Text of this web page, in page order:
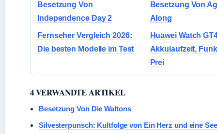
Besetzung Von
Independence Day 2
Besetzung Von
Along
Fernseher Vergleich 2026:
Die besten Modelle im Test
Huawei Watch
Akkulaufzeit,
Prei
4 VERWANDTE ARTIKEL
Besetzung Von Die Waltons
Silvesterpunsch: Kultfolge von Ein Herz und eine